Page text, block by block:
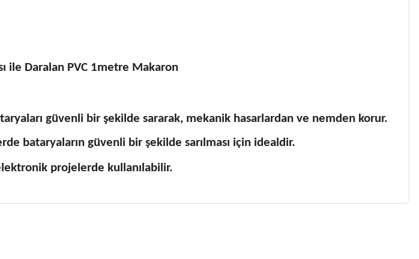
ile Daralan PVC 1metre Makaron
güvenli bir şekilde sararak, mekanik hasarlardan ve nemden korur.
bataryaların güvenli bir şekilde sarılması için idealdir.
projelerde kullanılabilir.